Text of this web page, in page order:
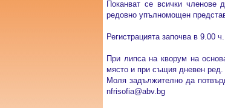
Поканват се всички членове
редовно упълномощен
Регистрацията започва в 9.00
При липса на кворум на
място и при същия дневен ред.
Моля задължително да
nfrisofia@abv.bg